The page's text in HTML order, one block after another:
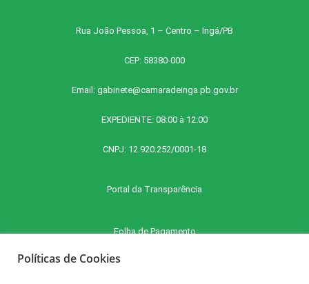
Rua João Pessoa, 1 – Centro – Ingá/PB
CEP: 58380-000
Email: gabinete@camaradeinga.pb.gov.br
EXPEDIENTE: 08:00 à 12:00
CNPJ: 12.920.252/0001-18
Portal da Transparência
Folha de Pagamento
Políticas de Cookies